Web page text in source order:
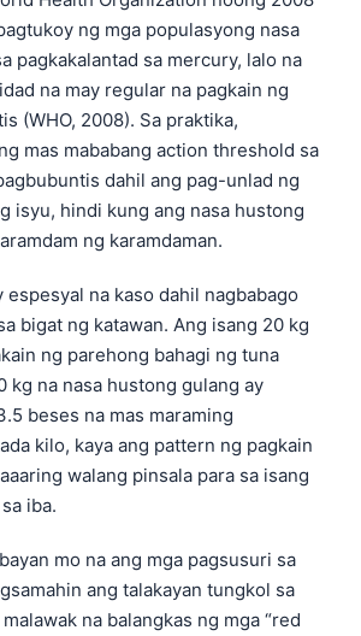
ng mga populasyong nasa
pagkakalantad sa mercury, lalo na
na may regular na pagkain ng
(WHO, 2008). Sa praktika,
mas mababang action threshold sa
dahil ang pag-unlad ng
isyu, hindi kung ang nasa hustong
ng karamdaman.
espesyal na kaso dahil nagbabago
bigat ng katawan. Ang isang 20 kg
ng parehong bahagi ng tuna
kg na nasa hustong gulang ay
beses na mas maraming
kilo, kaya ang pattern ng pagkain
walang pinsala para sa isang
iba.
mo na ang mga pagsusuri sa
ang talakayan tungkol sa
na balangkas ng mga “red
јазик